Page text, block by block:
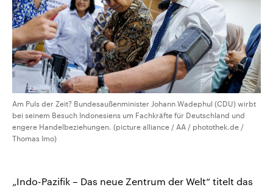
Am Puls der Zeit? Bundesaußenminister Johann Wadephul (CDU) wirbt
bei seinem Besuch Indonesiens um Fachkräfte für Deutschland und
engere Handelbeziehungen. (picture alliance / AA / photothek.de /
Thomas Imo)
„Indo-Pazifik – Das neue Zentrum der Welt“ titelt das